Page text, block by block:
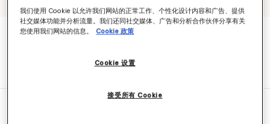
sweatshirts, emboldened with Yoshitomo Nara’s iconic
illustrations and big-eyed characters. Further the look with
organic cotton denim and coordinating backpacks.
我们使用 Cookie 以允许我们网站的正常工作、个性化设计内容和广告、提供
社交媒体功能并分析流量。我们还同社交媒体、广告和分析合作伙伴分享有关
您使用我们网站的信息。
Cookie 政策
Cookie 设置
接受所有 Cookie